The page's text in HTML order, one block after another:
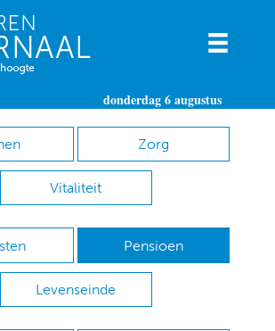
donderdag 6 augustus
Zorg
Vitaliteit
Pensioen
Levenseinde